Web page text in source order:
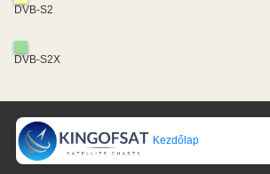
DVB-S2
DVB-S2X
Kezdőlap